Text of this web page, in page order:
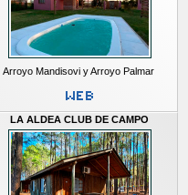
Arroyo Mandisovi y Arroyo Palmar
LA ALDEA CLUB DE CAMPO